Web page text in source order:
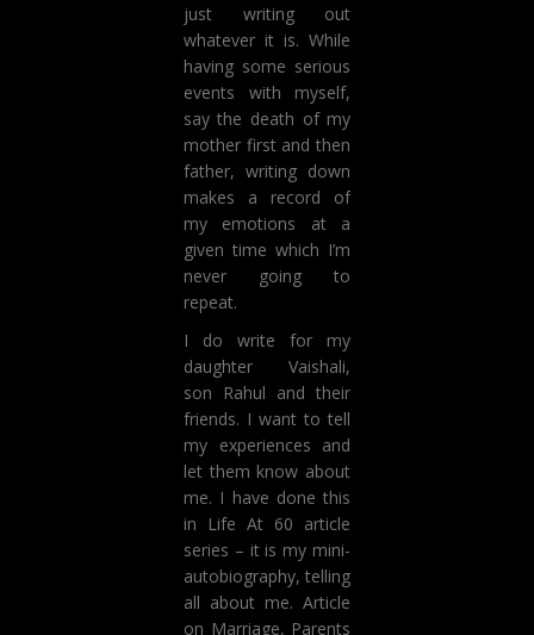
just writing out
whatever it is. While
having some serious
events with myself,
say the death of my
mother first and then
father, writing down
makes a record of
my emotions at a
given time which I’m
never going to
repeat.
I do write for my
daughter Vaishali,
son Rahul and their
friends. I want to tell
my experiences and
let them know about
me. I have done this
in Life At 60 article
series – it is my mini-
autobiography, telling
all about me. Article
on Marriage, Parents